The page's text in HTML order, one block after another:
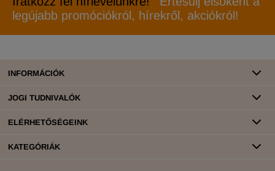
legújabb promóciókról, hírekről, akciókról!
INFORMÁCIÓK
JOGI TUDNIVALÓK
ELÉRHETŐSÉGEINK
KATEGÓRIÁK